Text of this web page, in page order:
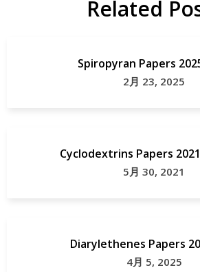
Related
Spiropyran Papers
2月 23, 2025
Cyclodextrins Papers
5月 30, 2021
Diarylethenes Papers
4月 5, 2025